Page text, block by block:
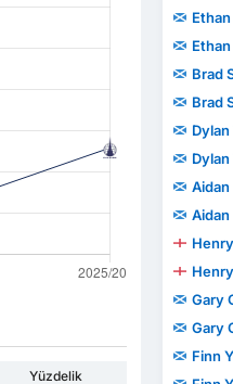
Yüzdelik
Brad
Brad
Dylan
Dylan
Gary
Gary
Finn